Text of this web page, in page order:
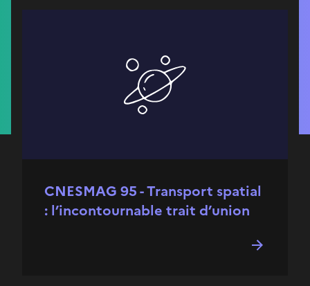
CNESMAG 95 - Transport spatial
: l’incontournable trait d’union